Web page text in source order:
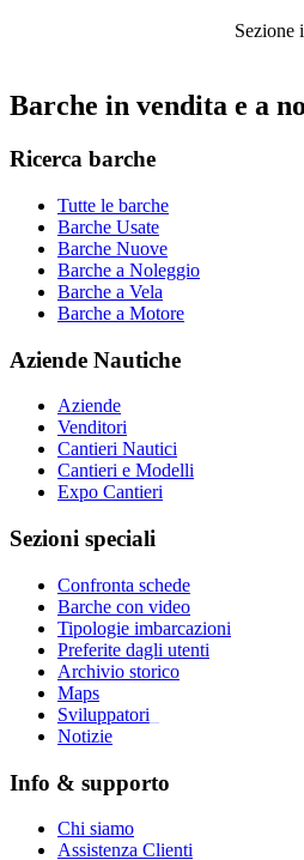
Sezione
Barche in vendita e a
Ricerca barche
Tutte le barche
Barche Usate
Barche Nuove
Barche a Noleggio
Barche a Vela
Barche a Motore
Aziende Nautiche
Aziende
Venditori
Cantieri Nautici
Cantieri e Modelli
Expo Cantieri
Sezioni speciali
Confronta schede
Barche con video
Tipologie imbarcazioni
Preferite dagli utenti
Archivio storico
Maps
Sviluppatori
Notizie
Info & supporto
Chi siamo
Assistenza Clienti